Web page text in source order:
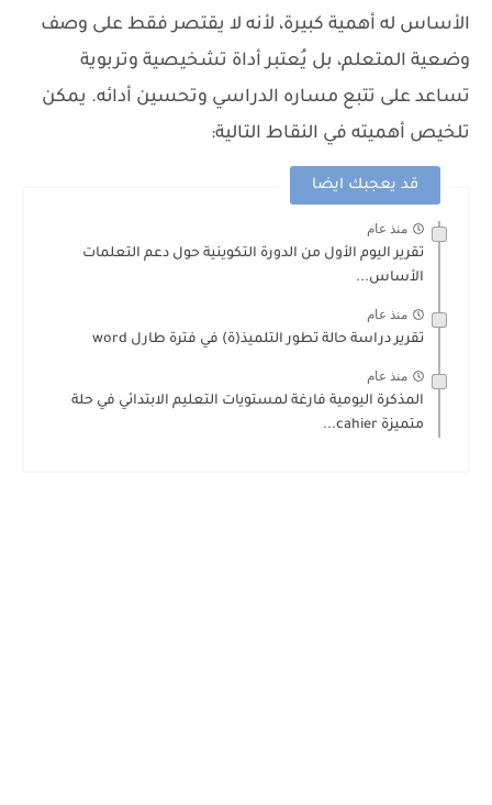
الأساس له أهمية كبيرة، لأنه لا يقتصر فقط على وصف
وضعية المتعلم، بل يُعتبر أداة تشخيصية وتربوية
تساعد على تتبع مساره الدراسي وتحسين أدائه. يمكن
تلخيص أهميته في النقاط التالية:
قد يعجبك ايضا
منذ عام
تقرير اليوم الأول من الدورة التكوينية حول دعم التعلمات
الأساس...
منذ عام
تقرير دراسة حالة تطور التلميذ(ة) في فترة طارل word
منذ عام
المذكرة اليومية فارغة لمستويات التعليم الابتدائي في حلة
متميزة cahier...